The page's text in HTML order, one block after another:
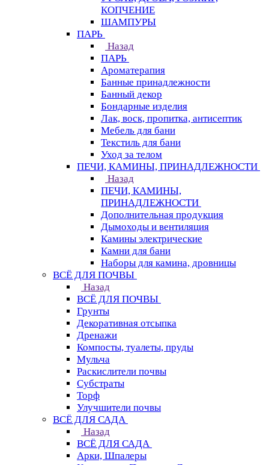
КОПЧЕНИЕ
ШАМПУРЫ
ПАРЬ
Назад
ПАРЬ
Ароматерапия
Банные принадлежности
Банный декор
Бондарные изделия
Лак, воск, пропитка, антисептик
Мебель для бани
Текстиль для бани
Уход за телом
ПЕЧИ, КАМИНЫ, ПРИНАДЛЕЖНОСТИ
Назад
ПЕЧИ, КАМИНЫ,
ПРИНАДЛЕЖНОСТИ
Дополнительная продукция
Дымоходы и вентиляция
Камины электрические
Камни для бани
Наборы для камина, дровницы
ВСЁ ДЛЯ ПОЧВЫ
Назад
ВСЁ ДЛЯ ПОЧВЫ
Грунты
Декоративная отсыпка
Дренажи
Компосты, туалеты, пруды
Мульча
Раскислители почвы
Субстраты
Торф
Улучшители почвы
ВСЁ ДЛЯ САДА
Назад
ВСЁ ДЛЯ САДА
Арки, Шпалеры